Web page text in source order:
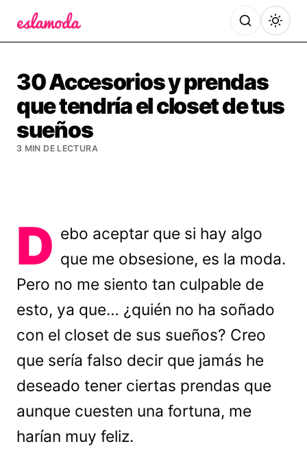
30 Accesorios y prendas
que tendría el closet de tus
sueños
3 MIN DE LECTURA
D ebo aceptar que si hay algo
que me obsesione, es la moda.
Pero no me siento tan culpable de
esto, ya que… ¿quién no ha soñado
con el closet de sus sueños? Creo
que sería falso decir que jamás he
deseado tener ciertas prendas que
aunque cuesten una fortuna, me
harían muy feliz.